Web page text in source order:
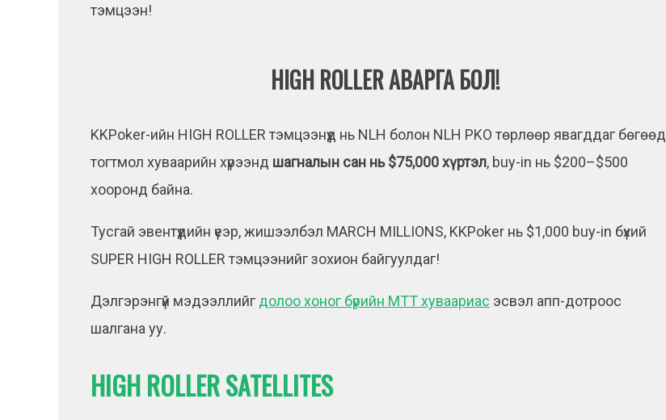
тэмцээн!
HIGH ROLLER АВАРГА БОЛ!
KKPoker-ийн HIGH ROLLER тэмцээнүүд нь NLH болон NLH PKO төрлөөр явагддаг бөгөөд
тогтмол хуваарийн хүрээнд шагналын сан нь $75,000 хүртэл, buy-in нь $200–$500
хооронд байна.
Тусгай эвентүүдийн үеэр, жишээлбэл MARCH MILLIONS, KKPoker нь $1,000 buy-in бүхий
SUPER HIGH ROLLER тэмцээнийг зохион байгуулдаг!
Дэлгэрэнгүй мэдээллийг долоо хоног бүрийн MTT хуваариас эсвэл апп-дотроос
шалгана уу.
HIGH ROLLER SATELLITES